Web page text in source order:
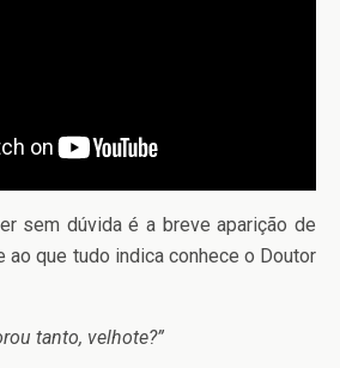
sem dúvida é a breve aparição de
ao que tudo indica conhece o Doutor
tanto, velhote?”